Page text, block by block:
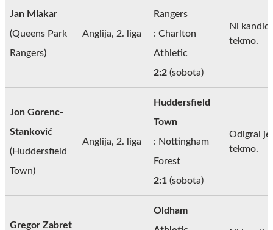
Jan Mlakar
(Queens Park
Rangers)
Anglija, 2. liga
Rangers
: Charlton
Athletic
2:2 (sobota)
Ni
tekmo.
Jon Gorenc-
Stanković
(Huddersfield
Town)
Anglija, 2. liga
Huddersfield
Town
: Nottingham
Forest
2:1 (sobota)
Odigral je
tekmo.
Gregor Zabret
Oldham